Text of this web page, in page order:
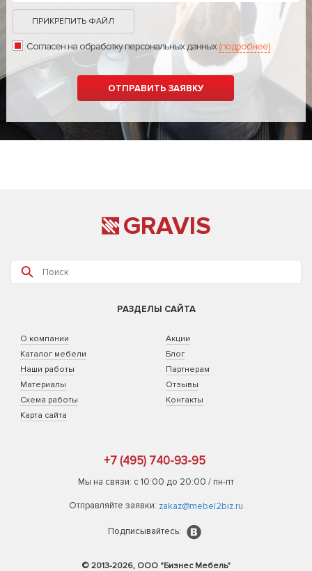
ПРИКРЕПИТЬ ФАЙЛ
Согласен на обработку персональных данных(подробнее)
GRAVIS
РАЗДЕЛЫ САЙТА
О компании
Каталог мебели
Наши работы
Материалы
Схема работы
Карта сайта
Акции
Блог
Партнерам
Отзывы
Контакты
+7 (495) 740-93-95
Мы на связи: с 10:00 до 20:00 / пн-пт
Отправляйте заявки: zakaz@mebel2biz.ru
Подписывайтесь:
© 2013-2026, ООО "Бизнес Мебель"